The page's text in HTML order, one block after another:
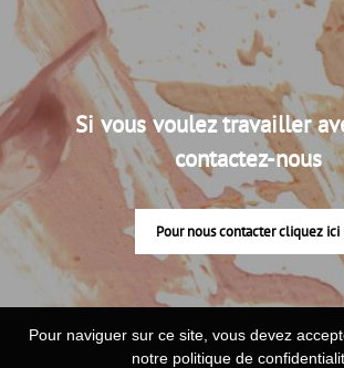
Si vous voulez travailler
contactez-nous
Pour nous contacter cliquez ici
Pour naviguer sur ce site, vous devez
notre politique de